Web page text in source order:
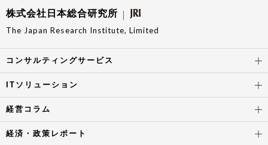
株式会社日本総合研究所
The Japan Research Institute, Limited
コンサルティングサービス
ITソリューション
経営コラム
経済・政策レポート